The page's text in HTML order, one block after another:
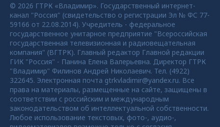
© 2026 ГТРК «Владимир». Государственный интернет-
канал "Россия" (свидетельство о регистрации Эл № ФС 77-
59166 от 22.08.2014). Учредитель - федеральное
государственное унитарное предприятие "Всероссийская
государственная телевизионная и радиовещательная
компания" (ВГТРК). Главный редактор Главной редакции
ГИК "Россия" - Панина Елена Валерьевна. Директор ГТРК
"Владимир" Филинов Андрей Николаевич. Тел. (4922)
322645. Электронная почта gtrkvladimir@yandex.ru. Все
права на материалы, размещенные на сайте, защищены в
соответствии с российским и международным
законодательством об интеллектуальной собственности.
Любое использование текстовых, фото-, аудио-,